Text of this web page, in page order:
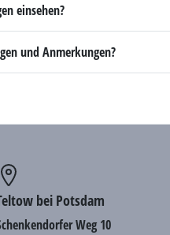
einsehen?
und Anmerkungen?
bei Potsdam
Weg 10